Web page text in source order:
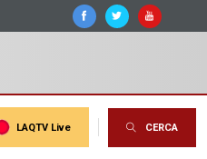
LAQTV Live CERCA